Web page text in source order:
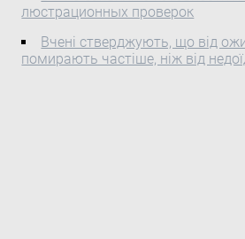
люстрационных проверок
Вчені стверджують, що від
помирають частіше, ніж від